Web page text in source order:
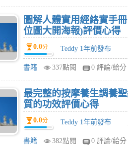
圖解人體實用經絡實手
位圖大開海報)評價心得
0.0分 Teddy 1年前發布
書籍 337點閱 0 評論/給分
最完整的按摩養生調養
質的功效評價心得
0.0分 Teddy 1年前發布
書籍 382點閱 0 評論/給分